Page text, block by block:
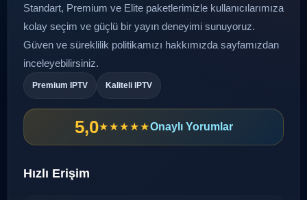
Standart, Premium ve Elite paketlerimizle kullanıcılarımıza
kolay seçim ve güçlü bir yayın deneyimi sunuyoruz.
Güven ve süreklilik politikamızı hakkımızda sayfamızdan
inceleyebilirsiniz.
Premium IPTV Kaliteli IPTV
5,0★★★★★Onaylı Yorumlar
Hızlı Erişim